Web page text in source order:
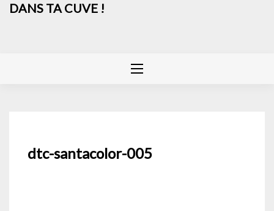
DANS TA CUVE !
dtc-santacolor-005